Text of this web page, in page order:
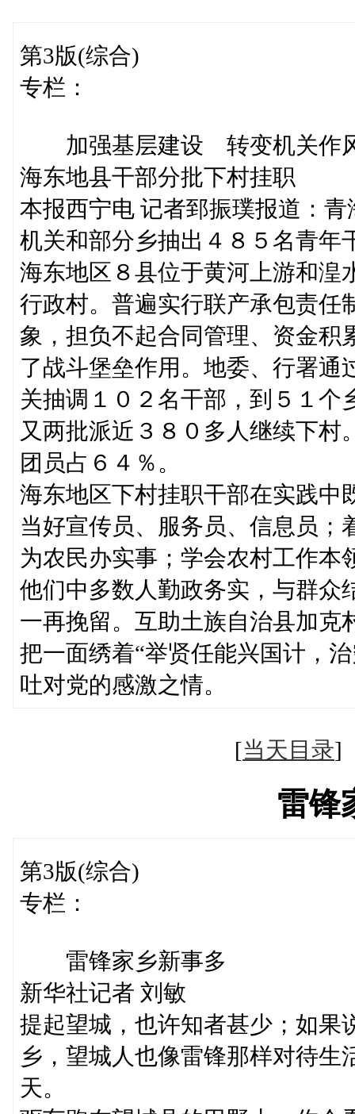
第3版(综合)
专栏：
加强基层建设 转变机关作
海东地县干部分批下村挂职
本报西宁电 记者郅振璞报道：
机关和部分乡抽出４８５名青年
海东地区８县位于黄河上游和湟
行政村。普遍实行联产承包责任
象，担负不起合同管理、资金积
了战斗堡垒作用。地委、行署通
关抽调１０２名干部，到５１个
又两批派近３８０多人继续下
团员占６４％。
海东地区下村挂职干部在实践中
当好宣传员、服务员、信息员；
为农民办实事；学会农村工作本
他们中多数人勤政务实，与群众
一再挽留。互助土族自治县加克
把一面绣着“举贤任能兴国计，
吐对党的感激之情。
[当天目录
雷锋
第3版(综合)
专栏：
雷锋家乡新事多
新华社记者 刘敏
提起望城，也许知者甚少；如果
乡，望城人也像雷锋那样对待
天。